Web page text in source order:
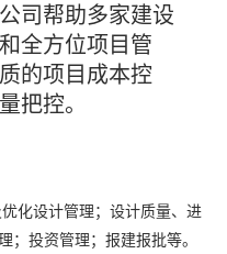
司帮助多家建设
全方位项目管
的项目成本控
把控。
设计管理；设计质量、进
；投资管理；报建报批等。